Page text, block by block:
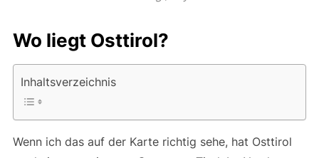
Wo liegt Osttirol?
Inhaltsverzeichnis
Wenn ich das auf der Karte richtig sehe, hat Osttirol